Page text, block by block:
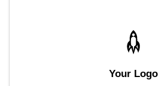
Your Logo